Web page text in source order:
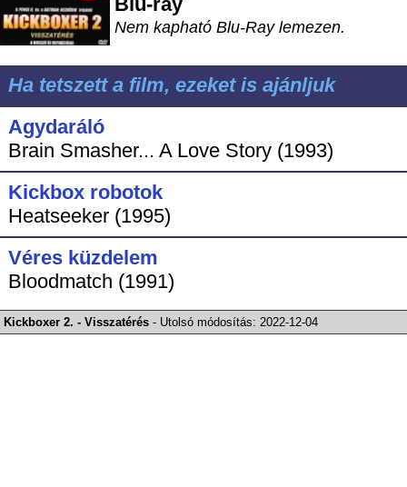
Nem kapható Blu-Ray lemezen.
Ha tetszett a film, ezeket is ajánljuk
Agydaráló
Brain Smasher... A Love Story (1993)
Kickbox robotok
Heatseeker (1995)
Véres küzdelem
Bloodmatch (1991)
Kickboxer 2. - Visszatérés - Utolsó módosítás: 2022-12-04